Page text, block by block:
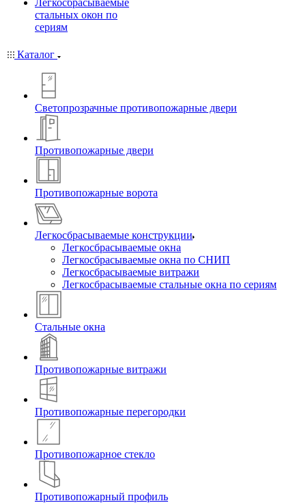
Легкосбрасываемые
стальных окон по
сериям
Каталог
Светопрозрачные противопожарные двери
Противопожарные двери
Противопожарные ворота
Легкосбрасываемые конструкции
Легкосбрасываемые окна
Легкосбрасываемые окна по СНИП
Легкосбрасываемые витражи
Легкосбрасываемые стальные окна по сериям
Стальные окна
Противопожарные витражи
Противопожарные перегородки
Противопожарное стекло
Противопожарный профиль